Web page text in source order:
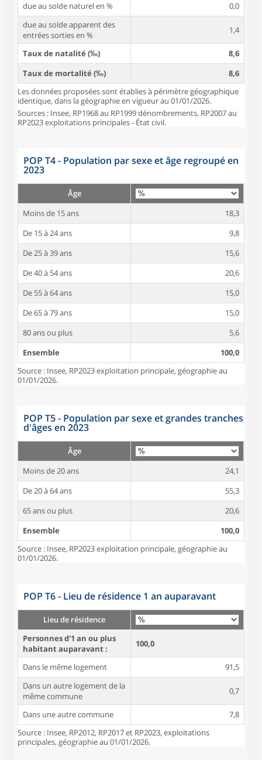
due au solde naturel en %
0,0
due au solde apparent des
entrées sorties en %
1,4
Taux de natalité (‰)
8,6
Taux de mortalité (‰)
8,6
Les données proposées sont établies à périmètre géographique
identique, dans la géographie en vigueur au 01/01/2026.
Sources : Insee, RP1968 au RP1999 dénombrements, RP2007 au
RP2023 exploitations principales - État civil.
POP T4 - Population par sexe et âge regroupé en
2023
Âge
Moins de 15 ans
18,3
De 15 à 24 ans
9,8
De 25 à 39 ans
15,6
De 40 à 54 ans
20,6
De 55 à 64 ans
15,0
De 65 à 79 ans
15,0
80 ans ou plus
5,6
Ensemble
100,0
Source : Insee, RP2023 exploitation principale, géographie au
01/01/2026.
POP T5 - Population par sexe et grandes tranches
d'âges en 2023
Âge
Moins de 20 ans
24,1
De 20 à 64 ans
55,3
65 ans ou plus
20,6
Ensemble
100,0
Source : Insee, RP2023 exploitation principale, géographie au
01/01/2026.
POP T6 - Lieu de résidence 1 an auparavant
Lieu de résidence
Personnes d'1 an ou plus
habitant auparavant :
100,0
Dans le même logement
91,5
Dans un autre logement de la
même commune
0,7
Dans une autre commune
7,8
Source : Insee, RP2012, RP2017 et RP2023, exploitations
principales, géographie au 01/01/2026.